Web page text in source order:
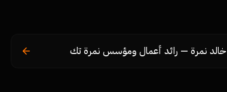
خالد نمرة — رائد أعمال ومؤسس نمرة تك